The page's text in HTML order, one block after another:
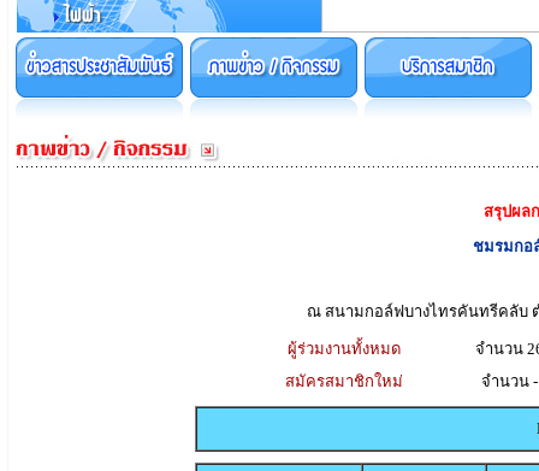
สรุปผล
ชมรมกอ
ณ สนามกอล์ฟบางไทรคันทรีคลับ ต
ผู้ร่วมงานทั้งหมด
จำนวน
สมัครสมาชิกใหม่
จำนวน